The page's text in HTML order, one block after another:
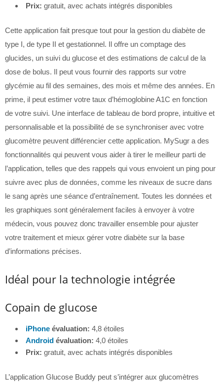
Prix: gratuit, avec achats intégrés disponibles
Cette application fait presque tout pour la gestion du diabète de
type I, de type II et gestationnel. Il offre un comptage des
glucides, un suivi du glucose et des estimations de calcul de la
dose de bolus. Il peut vous fournir des rapports sur votre
glycémie au fil des semaines, des mois et même des années. En
prime, il peut estimer votre taux d’hémoglobine A1C en fonction
de votre suivi. Une interface de tableau de bord propre, intuitive et
personnalisable et la possibilité de se synchroniser avec votre
glucomètre peuvent différencier cette application. MySugr a des
fonctionnalités qui peuvent vous aider à tirer le meilleur parti de
l’application, telles que des rappels qui vous envoient un ping pour
suivre avec plus de données, comme les niveaux de sucre dans
le sang après une séance d’entraînement. Toutes les données et
les graphiques sont généralement faciles à envoyer à votre
médecin, vous pouvez donc travailler ensemble pour ajuster
votre traitement et mieux gérer votre diabète sur la base
d’informations précises.
Idéal pour la technologie intégrée
Copain de glucose
iPhone évaluation: 4,8 étoiles
Android évaluation: 4,0 étoiles
Prix: gratuit, avec achats intégrés disponibles
L’application Glucose Buddy peut s’intégrer aux glucomètres